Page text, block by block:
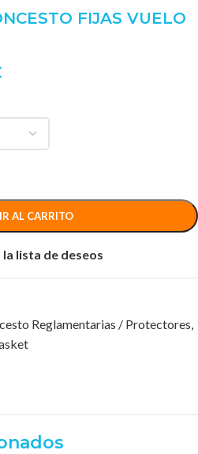
FIJAS VUELO
AL CARRITO
lista de deseos
Reglamentarias / Protectores,